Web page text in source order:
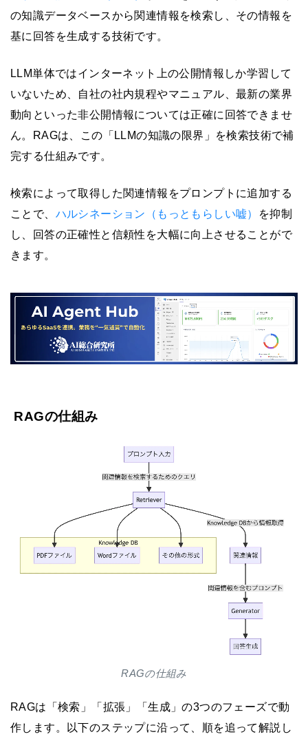
の知識データベースから関連情報を検索し、その情報を
基に回答を生成する技術です。
LLM単体ではインターネット上の公開情報しか学習して
いないため、自社の社内規程やマニュアル、最新の業界
動向といった非公開情報については正確に回答できませ
ん。RAGは、この「LLMの知識の限界」を検索技術で補
完する仕組みです。
検索によって取得した関連情報をプロンプトに追加する
ことで、 ハルシネーション（もっともらしい嘘）
を抑制
し、回答の正確性と信頼性を大幅に向上させることがで
きます。
RAGの仕組み
RAGの仕組み
RAGは「検索」「拡張」「生成」の3つのフェーズで動
作します。以下のステップに沿って、順を追って解説し